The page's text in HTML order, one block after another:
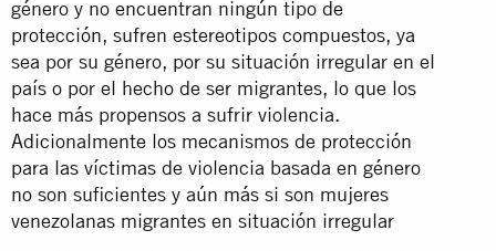
género y no encuentran ningún tipo de
protección, sufren estereotipos compuestos, ya
sea por su género, por su situación irregular en el
país o por el hecho de ser migrantes, lo que los
hace más propensos a sufrir violencia.
Adicionalmente los mecanismos de protección
para las víctimas de violencia basada en género
no son suficientes y aún más si son mujeres
venezolanas migrantes en situación irregular